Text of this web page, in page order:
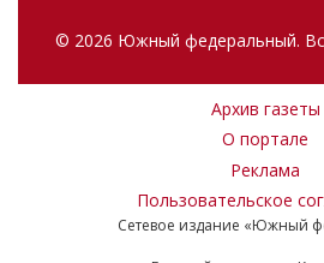
© 2026 Южный федеральный.
Архив газеты
О портале
Реклама
Пользовательское
Сетевое издание «Южный